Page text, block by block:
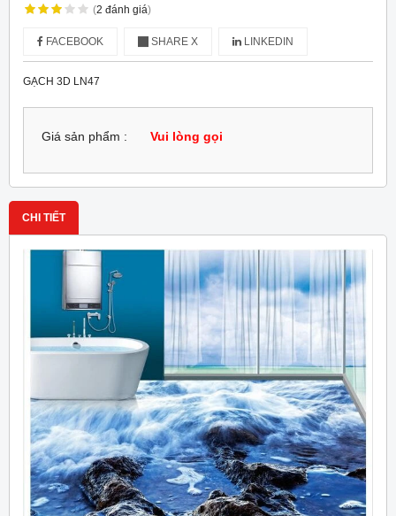
(2 đánh giá)
FACEBOOK SHARE X LINKEDIN
GẠCH 3D LN47
Giá sản phẩm : Vui lòng gọi
CHI TIẾT